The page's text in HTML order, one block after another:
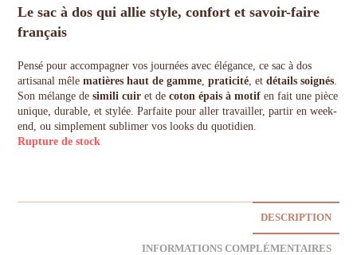
Le sac à dos qui allie style, confort et savoir-faire
français
Pensé pour accompagner vos journées avec élégance, ce sac à dos
artisanal mêlematières haut de gamme ,praticité , etdétails soignés
Son mélange desimili cuir et decoton épais à motif en fait une pièce
unique, durable, et stylée. Parfaite pour aller travailler, partir en week-
end, ou simplement sublimer vos looks du quotidien.
Rupture de stock
DESCRIPTION
INFORMATIONS COMPLÉMENTAIRES